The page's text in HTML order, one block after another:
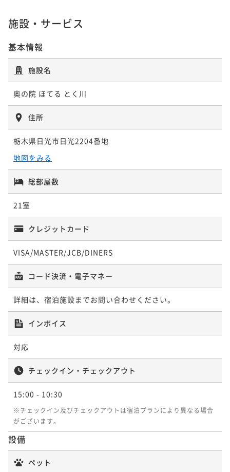
施設・サービス
基本情報
施設名
奥の院 ほてる とく川
住所
栃木県日光市日光2204番地
地図をみる
総部屋数
21室
クレジットカード
VISA/MASTER/JCB/DINERS
コード決済・電子マネー
詳細は、宿泊施設までお問い合わせください。
インボイス
対応
チェックイン・チェックアウト
15:00 - 10:30
※チェックイン及びチェックアウトは宿泊プランにより異なる場合
がございます。
設備
ペット